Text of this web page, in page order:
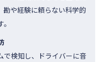
勘や経験に頼らない科学的
で検知し、ドライバーに音